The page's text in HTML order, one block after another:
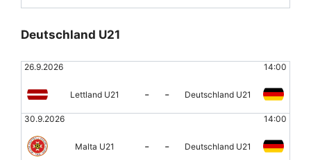
Deutschland U21
26.9.2026 14:00
Lettland U21 - - Deutschland U21
30.9.2026 14:00
Malta U21 - - Deutschland U21